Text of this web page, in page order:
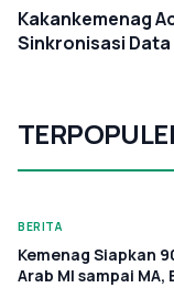
Kakankemenag
Sinkronisasi
BERITA
Kemenag Siapkan
Arab MI sampai MA,